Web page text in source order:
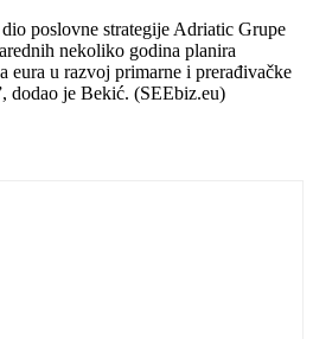
poslovne strategije Adriatic Grupe
nekoliko godina planira
eura u razvoj primarne i prerađivačke
dodao je Bekić. (SEEbiz.eu)